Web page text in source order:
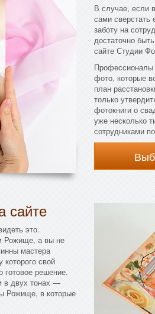
В случае, если
сами сверстать
заботу на
достаточно
сайте Студии
Профессионалы
фото, которые
план
только
фотокниги о
уже несколько
сотрудниками
сайте
это.
Рожище, а вы не
мастера
свой
готовое решение.
в двух тонах —
Рожище, в которые